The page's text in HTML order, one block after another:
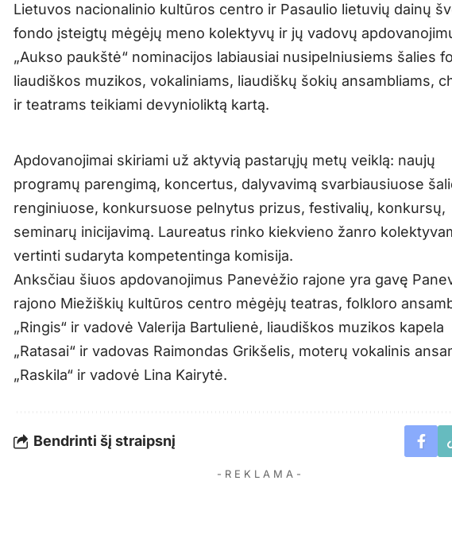
Lietuvos nacionalinio kultūros centro ir Pasaulio lietuvių dainų
fondo įsteigtų mėgėjų meno kolektyvų ir jų vadovų
„Aukso paukštė“ nominacijos labiausiai nusipelniusiems šalies
liaudiškos muzikos, vokaliniams, liaudiškų šokių ansambliams,
ir teatrams teikiami devynioliktą kartą.
Apdovanojimai skiriami už aktyvią pastarųjų metų veiklą: naujų
programų parengimą, koncertus, dalyvavimą svarbiausiuose
renginiuose, konkursuose pelnytus prizus, festivalių, konkursų,
seminarų inicijavimą. Laureatus rinko kiekvieno žanro
vertinti sudaryta kompetentinga komisija.
Anksčiau šiuos apdovanojimus Panevėžio rajone yra gavę
rajono Miežiškių kultūros centro mėgėjų teatras, folkloro
„Ringis“ ir vadovė Valerija Bartulienė, liaudiškos muzikos kapela
„Ratasai“ ir vadovas Raimondas Grikšelis, moterų vokalinis
„Raskila“ ir vadovė Lina Kairytė.
Bendrinti šį straipsnį
- R E K L A M A -